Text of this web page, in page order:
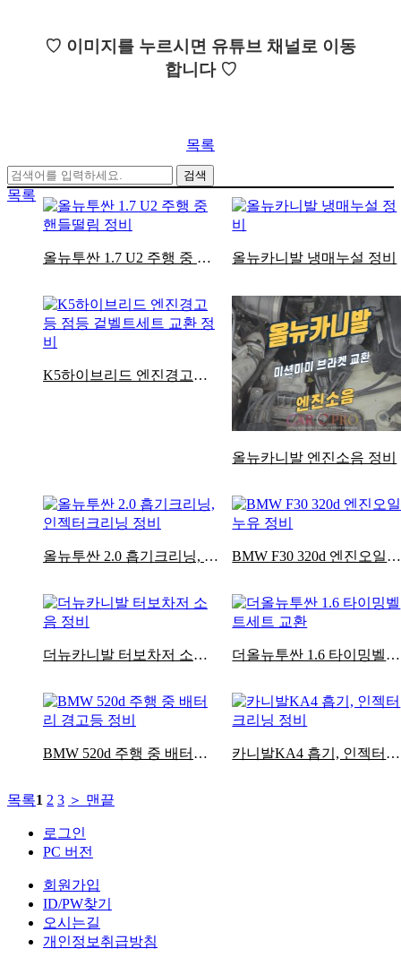
♡ 이미지를 누르시면 유튜브 채널로 이동
합니다 ♡
목록
검색
목록
올뉴투싼 1.7 U2 주행 중 핸들떨림 정비 올뉴카니발 냉매누설 정비
K5하이브리드 엔진경고등 점등 겉벨트세트 교환 정비
올뉴카니발 엔진소음 정비
올뉴투싼 2.0 흡기크리닝, 인젝터크리닝 정비 BMW F30 320d 엔진오일누유 정비
더뉴카니발 터보차저 소음 정비 더올뉴투싼 1.6 타이밍벨트세트 교환
BMW 520d 주행 중 배터리 경고등 정비 카니발KA4 흡기, 인젝터크리닝 정비
목록1 2 3 ＞ 맨끝
로그인
PC 버전
회원가입
ID/PW찾기
오시는길
개인정보취급방침